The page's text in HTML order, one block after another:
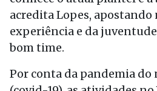
acredita Lopes, apostando
experiência e da
bom time.
Por conta da pandemia do